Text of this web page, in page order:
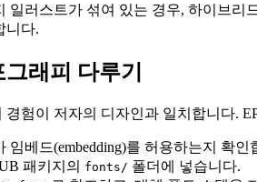
일러스트가 섞여 있는 경우, 하이브리
니다.
래피 다루기
경험이 저자의 디자인과 일치합니다.
임베드(embedding)를 허용하는지 확인
패키지의 fonts/ 폴더에 넣습니다.